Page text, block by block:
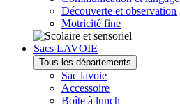
Découverte et observation
Motricité fine
Sacs LAVOIE
Tous les départements
Sac lavoie
Accessoire
Boîte à lunch